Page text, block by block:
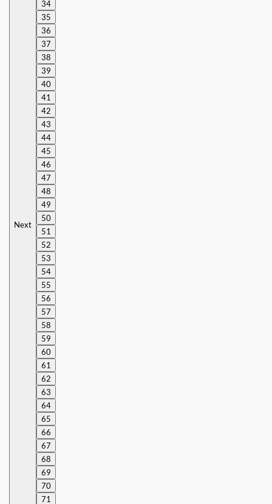
Next
34
35
36
37
38
39
40
41
42
43
44
45
46
47
48
49
50
51
52
53
54
55
56
57
58
59
60
61
62
63
64
65
66
67
68
69
70
71